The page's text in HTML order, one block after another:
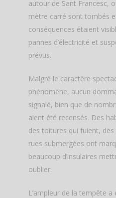
autour de Sant Francesc,
mètre carré sont tombés
conséquences étaient
pannes d’électricité et
prévus.
Malgré le caractère
phénomène, aucun
signalé, bien que de
aient été recensés. Des
des toitures qui fuient,
rues submergées ont
beaucoup d’insulaires
oublier.
L’ampleur de la tempête